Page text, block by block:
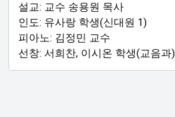
설교: 교수 송용원 목사
인도: 유사랑 학생(신대원 1)
피아노: 김정민 교수
선창: 서희찬, 이시온 학생(교음과)